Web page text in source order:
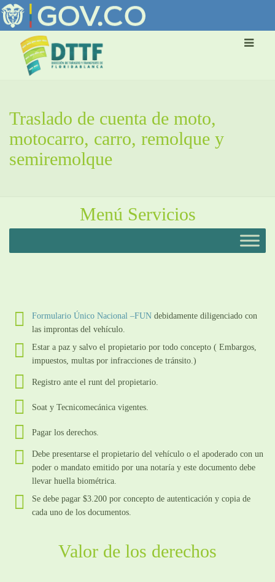
Traslado de cuenta de moto,
motocarro, carro, remolque y
semiremolque
Menú Servicios
Formulario Único Nacional –FUN debidamente diligenciado con
las improntas del vehículo.
Estar a paz y salvo el propietario por todo concepto ( Embargos,
impuestos, multas por infracciones de tránsito.)
Registro ante el runt del propietario.
Soat y Tecnicomecánica vigentes.
Pagar los derechos.
Debe presentarse el propietario del vehículo o el apoderado con un
poder o mandato emitido por una notaría y este documento debe
llevar huella biométrica.
Se debe pagar $3.200 por concepto de autenticación y copia de
cada uno de los documentos.
Valor de los derechos